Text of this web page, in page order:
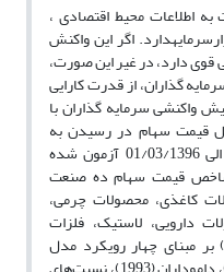
اطلاعات محیط اقتصادی ،
اگر این واکنش
قوی دارد، در غیر این صورت،
گذاران، از قدرت کارایی
واکنشی سرمایه گذاران با
قیمت سهام در رسیدن به
ارزش ذاتی در بازه زمانی05/1/1392 الی 01/03/1396 آزمون شده
قیمت سهام ده صنعت
کاغذی، محصولات چرمی،
دارویی، لاستیک، فلزات
مبنای چهار رویکرد مدل